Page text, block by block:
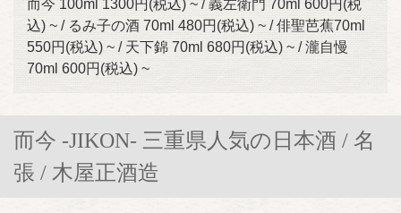
而今 100ml 1300円(税込) ~ / 義左衛門 70ml 600円(税
込) ~ / るみ子の酒 70ml 480円(税込) ~ / 俳聖芭蕉70ml
550円(税込) ~ / 天下錦 70ml 680円(税込) ~ / 瀧自慢
70ml 600円(税込) ~
而今 -JIKON- 三重県人気の日本酒 / 名
張 / 木屋正酒造